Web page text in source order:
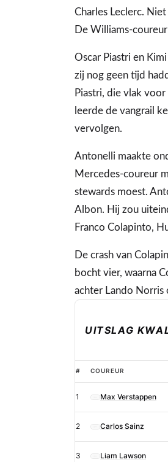
Charles Leclerc.
De Williams-
Oscar Piastri en
zij nog geen tijd
Piastri, die vlak
leerde de vangrail
vervolgen.
Antonelli maakte
Mercedes-coureur
stewards moest.
Albon. Hij zou
Franco Colapinto,
De crash van
bocht vier, waarna
achter Lando Norris
UITSLAG
Verstappen
stormt
naar
sensationele
in
# COUREUR
1 Max Verstappen
2 Carlos Sainz
3 Liam Lawson